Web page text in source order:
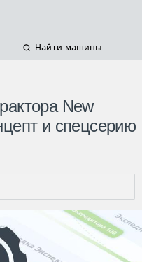
Найти машины
New
и спецсерию